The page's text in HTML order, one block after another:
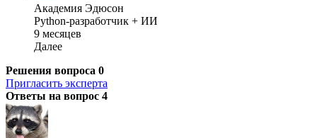
Академия Эдюсон
Python-разработчик + ИИ
9 месяцев
Далее
Решения вопроса 0
Пригласить эксперта
Ответы на вопрос 4